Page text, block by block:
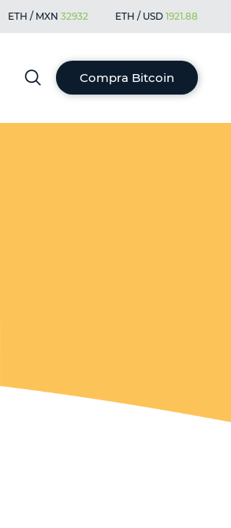
ETH / MXN 32932 ETH / USD 1921.88
Compra Bitcoin